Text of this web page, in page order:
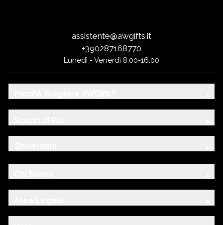
assistente@awgifts.it
+390287168770
Lunedì - Venerdì 8:00-16:00